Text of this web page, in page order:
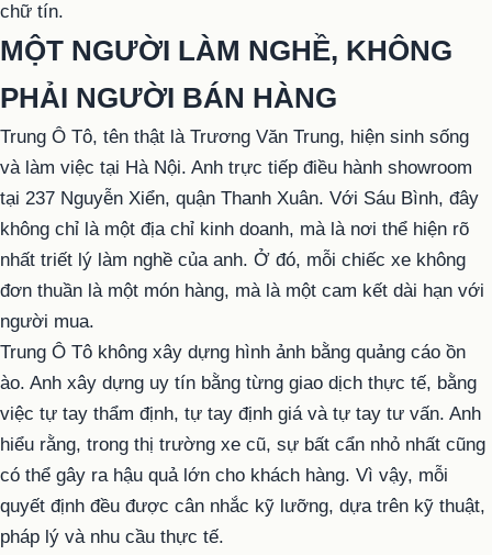
chữ tín.
MỘT NGƯỜI LÀM NGHỀ, KHÔNG
PHẢI NGƯỜI BÁN HÀNG
Trung Ô Tô, tên thật là Trương Văn Trung, hiện sinh sống
và làm việc tại Hà Nội. Anh trực tiếp điều hành showroom
tại 237 Nguyễn Xiển, quận Thanh Xuân. Với Sáu Bình, đây
không chỉ là một địa chỉ kinh doanh, mà là nơi thể hiện rõ
nhất triết lý làm nghề của anh. Ở đó, mỗi chiếc xe không
đơn thuần là một món hàng, mà là một cam kết dài hạn với
người mua.
Trung Ô Tô không xây dựng hình ảnh bằng quảng cáo ồn
ào. Anh xây dựng uy tín bằng từng giao dịch thực tế, bằng
việc tự tay thẩm định, tự tay định giá và tự tay tư vấn. Anh
hiểu rằng, trong thị trường xe cũ, sự bất cẩn nhỏ nhất cũng
có thể gây ra hậu quả lớn cho khách hàng. Vì vậy, mỗi
quyết định đều được cân nhắc kỹ lưỡng, dựa trên kỹ thuật,
pháp lý và nhu cầu thực tế.